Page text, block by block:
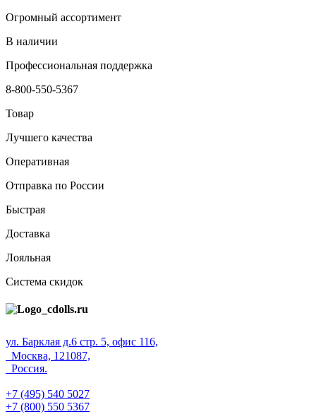
Огромный ассортимент
В наличии
Профессиональная поддержка
8-800-550-5367
Товар
Лучшего качества
Оперативная
Отправка по России
Быстрая
Доставка
Лояльная
Система скидок
ул. Барклая д.6 стр. 5, офис 116,
Москва, 121087,
Россия.
+7 (495) 540 5027
+7 (800) 550 5367